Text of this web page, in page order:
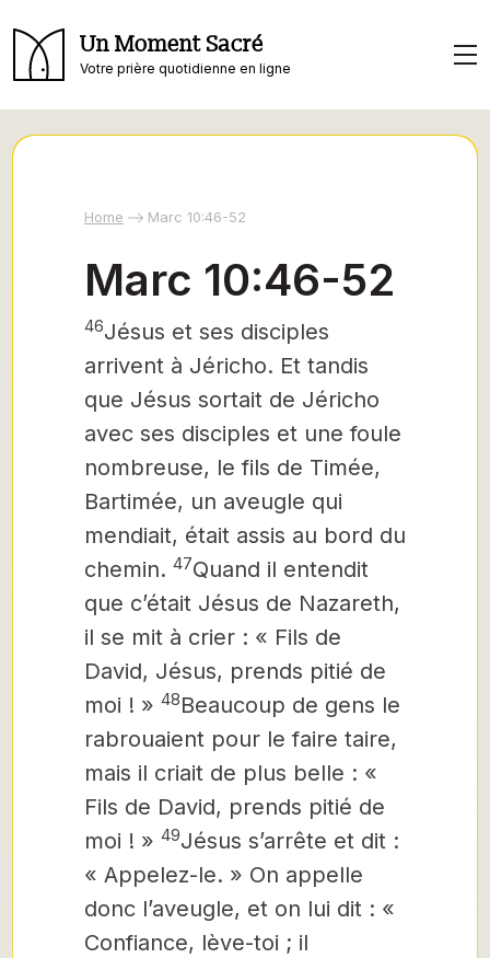
Un Moment Sacré
Votre prière quotidienne en ligne
Home Marc 10:46-52
Marc 10:46-52
46Jésus et ses disciples
arrivent à Jéricho. Et tandis
que Jésus sortait de Jéricho
avec ses disciples et une foule
nombreuse, le fils de Timée,
Bartimée, un aveugle qui
mendiait, était assis au bord du
chemin. 47Quand il entendit
que c’était Jésus de Nazareth,
il se mit à crier : « Fils de
David, Jésus, prends pitié de
moi ! » 48Beaucoup de gens le
rabrouaient pour le faire taire,
mais il criait de plus belle : «
Fils de David, prends pitié de
moi ! » 49Jésus s’arrête et dit :
« Appelez-le. » On appelle
donc l’aveugle, et on lui dit : «
Confiance, lève-toi ; il